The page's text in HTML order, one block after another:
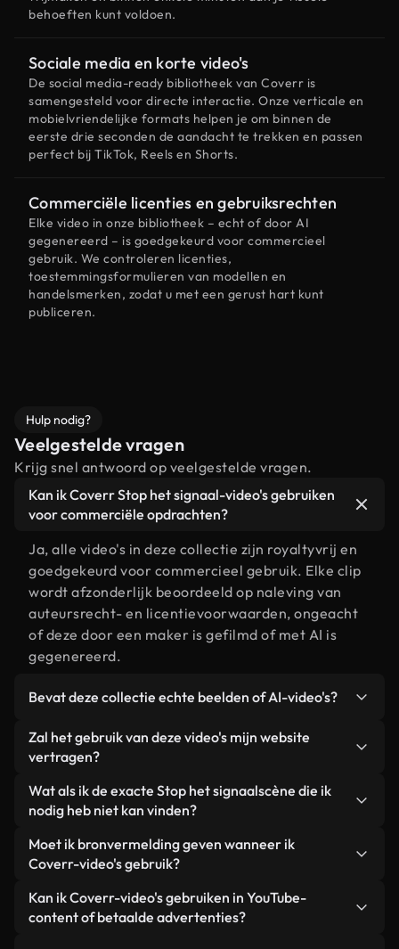
behoeften kunt voldoen.
Sociale media en korte video's
De social media-ready bibliotheek van Coverr is
samengesteld voor directe interactie. Onze verticale en
mobielvriendelijke formats helpen je om binnen de
eerste drie seconden de aandacht te trekken en passen
perfect bij TikTok, Reels en Shorts.
Commerciële licenties en gebruiksrechten
Elke video in onze bibliotheek – echt of door AI
gegenereerd – is goedgekeurd voor commercieel
gebruik. We controleren licenties,
toestemmingsformulieren van modellen en
handelsmerken, zodat u met een gerust hart kunt
publiceren.
Hulp nodig?
Veelgestelde vragen
Krijg snel antwoord op veelgestelde vragen.
Kan ik Coverr Stop het signaal-video's gebruiken
voor commerciële opdrachten?
Ja, alle video's in deze collectie zijn royaltyvrij en
goedgekeurd voor commercieel gebruik. Elke clip
wordt afzonderlijk beoordeeld op naleving van
auteursrecht- en licentievoorwaarden, ongeacht
of deze door een maker is gefilmd of met AI is
gegenereerd.
Bevat deze collectie echte beelden of AI-video's?
Beide. Dit is een hybride bibliotheek die bestaat
uit echte, door mensen gefilmde beelden van Stop
video's. Elke video is duidelijk gelabeld, zodat je
altijd weet wat je gebruikt.
Zal het gebruik van deze video's mijn website
vertragen?
Niet als u voor onze geoptimaliseerde versies
kiest. Wij bieden lichtgewicht, webklare formaten
achtergrond. Zo blijft de kwaliteit hoog, worden de
laadtijden geminimaliseerd en worden
statistieken zoals LCP verbeterd.
Wat als ik de exacte Stop het signaalscène die ik
nodig heb niet kan vinden?
Met Coverr AI Studio maak je direct een video.
Beschrijf de scène – bijvoorbeeld "Stop het signaal
binnen enkele seconden een gepersonaliseerde
video die voldoet aan onze licentievoorwaarden.
Moet ik bronvermelding geven wanneer ik
Coverr-video's gebruik?
Naamsvermelding is niet vereist. Alle video's in
onze stockbibliotheek zijn royaltyvrij en kunnen
Kan ik Coverr-video's gebruiken in YouTube-
content of betaalde advertenties?